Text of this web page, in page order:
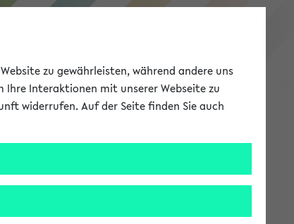
eKVV
zu gewährleisten, während andere uns
Ihre Interaktionen mit unserer Webseite zu
widerrufen. Auf der Seite finden Sie auch